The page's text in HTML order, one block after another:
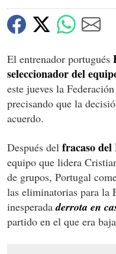
El entrenador portugués
seleccionador del
este jueves la
precisando que la
acuerdo.
Después del fracaso
equipo que lidera
de grupos, Portugal
las eliminatorias para la
inesperadaderrota en
partido en el que era